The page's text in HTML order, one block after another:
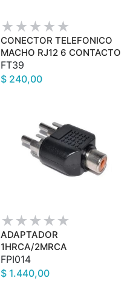
CONECTOR TELEFONICO
MACHO RJ12 6 CONTACTO
FT39
$ 240,00
ADAPTADOR
1HRCA/2MRCA
FPI014
$ 1.440,00